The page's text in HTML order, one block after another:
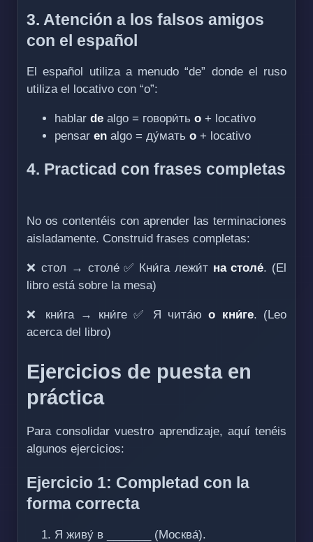
3. Atención a los falsos amigos
con el español
El español utiliza a menudo “de” donde el ruso
utiliza el locativo con “о”:
hablar de algo = говори́ть о + locativo
pensar en algo = ду́мать о + locativo
4. Practicad con frases completas
No os contentéis con aprender las terminaciones
aisladamente. Construid frases completas:
❌ стол → столе́ ✅ Кни́га лежи́т на столе́. (El
libro está sobre la mesa)
❌ кни́га → кни́ге ✅ Я чита́юо кни́ге. (Leo
acerca del libro)
Ejercicios de puesta en
práctica
Para consolidar vuestro aprendizaje, aquí tenéis
algunos ejercicios:
Ejercicio 1: Completad con la
forma correcta
Я живу́ в _______ (Москва́).